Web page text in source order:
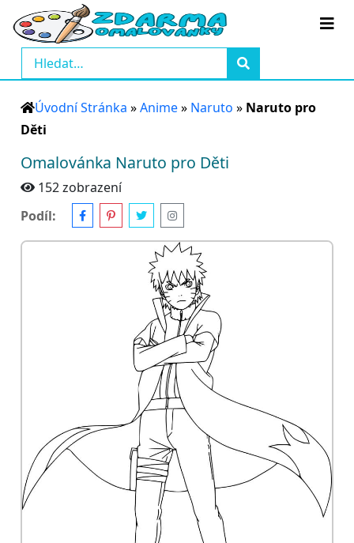
Úvodní Stránka »Anime» Naruto » Naruto pro
Děti
Omalovánka Naruto pro Děti
152 zobrazení
Podíl: